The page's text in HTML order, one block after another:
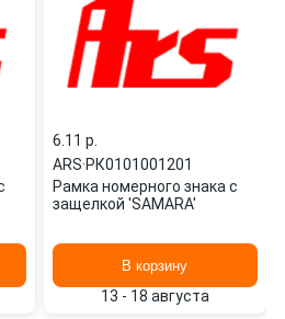
6.11 p.
ARS·РК0101001201
Рамка номерного знака с
защелкой 'SAMARA'
В корзину
13 - 18 августа